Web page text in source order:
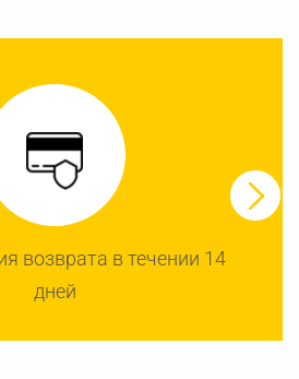
возврата в течении 14
дней